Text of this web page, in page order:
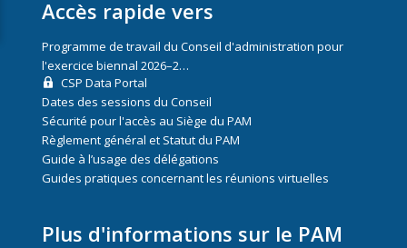
Accès rapide vers
Programme de travail du Conseil d'administration pour
l'exercice biennal 2026–2…
CSP Data Portal
Dates des sessions du Conseil
Sécurité pour l'accès au Siège du PAM
Règlement général et Statut du PAM
Guide à l’usage des délégations
Guides pratiques concernant les réunions virtuelles
Plus d'informations sur le PAM